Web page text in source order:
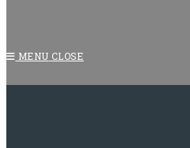
MENU CLOSE